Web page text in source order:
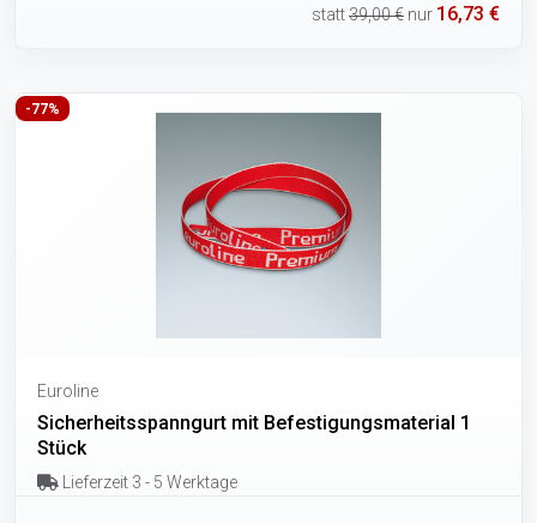
statt39,00 € nur 16,73 €
-77%
Euroline
Sicherheitsspanngurt mit Befestigungsmaterial 1
Stück
Lieferzeit 3 - 5 Werktage